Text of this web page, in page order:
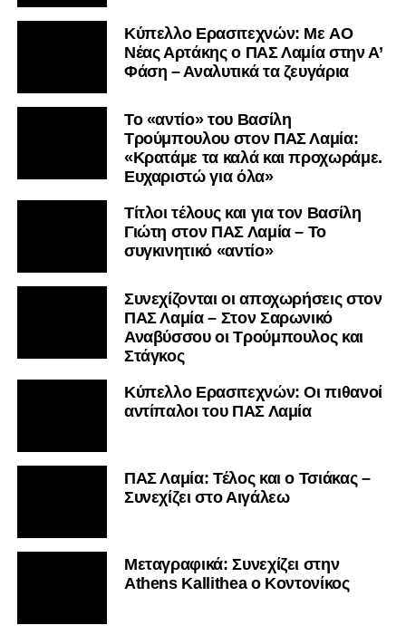
Kύπελλο Ερασιτεχνών: Με AO
Nέας Αρτάκης ο ΠΑΣ Λαμία στην Α’
Φάση – Αναλυτικά τα ζευγάρια
Το «αντίο» του Βασίλη
Τρούμπουλου στον ΠΑΣ Λαμία:
«Κρατάμε τα καλά και προχωράμε.
Ευχαριστώ για όλα»
Τίτλοι τέλους και για τον Βασίλη
Γιώτη στον ΠΑΣ Λαμία – Το
συγκινητικό «αντίο»
Συνεχίζονται οι αποχωρήσεις στον
ΠΑΣ Λαμία – Στον Σαρωνικό
Αναβύσσου οι Τρούμπουλος και
Στάγκος
Κύπελλο Ερασιτεχνών: Οι πιθανοί
αντίπαλοι του ΠΑΣ Λαμία
ΠΑΣ Λαμία: Τέλος και ο Τσιάκας –
Συνεχίζει στο Αιγάλεω
Mεταγραφικά: Συνεχίζει στην
Athens Kallithea ο Κοντονίκος